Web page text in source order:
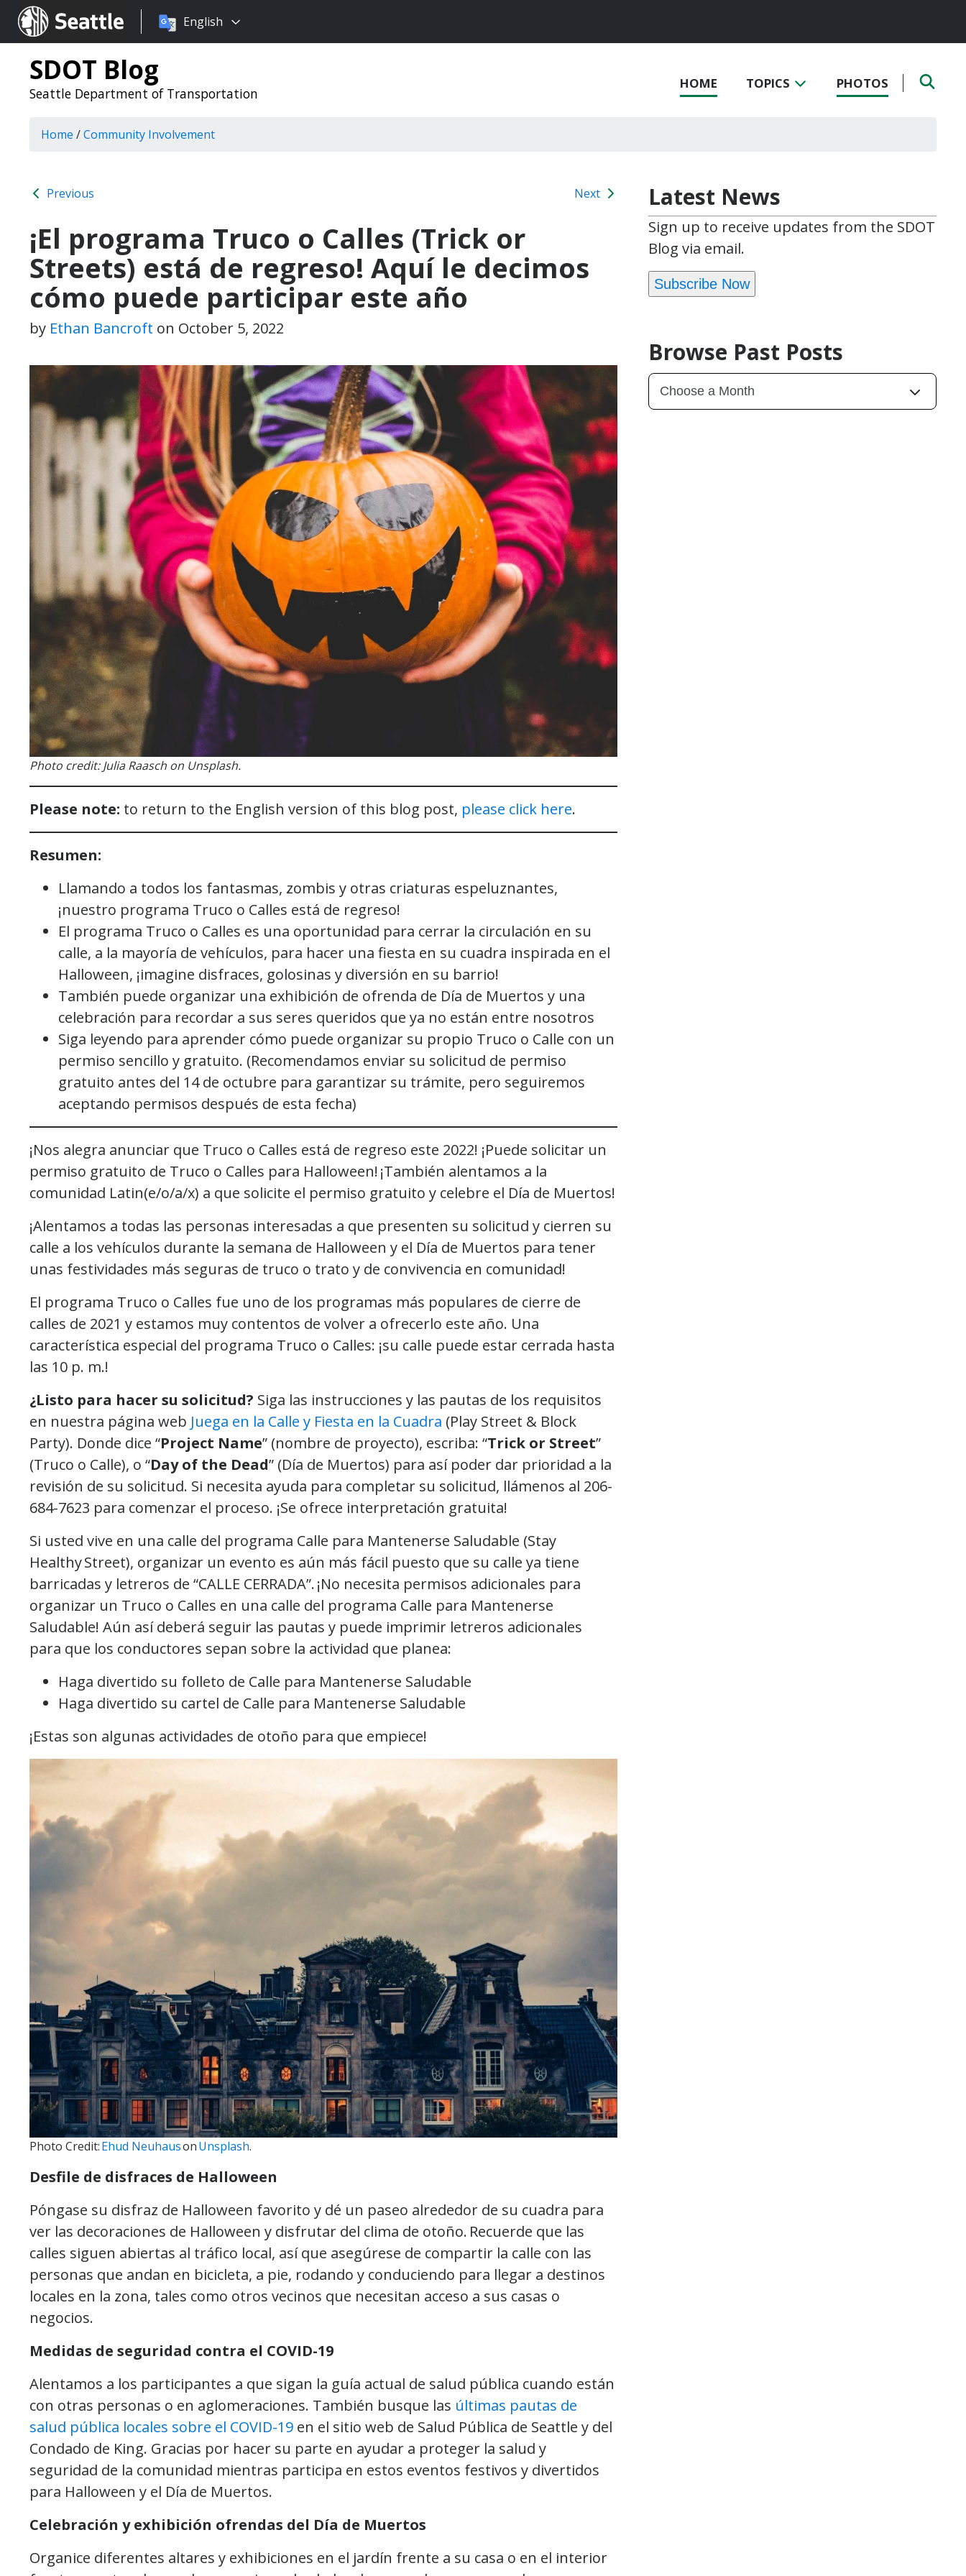
Seattle.gov
Choose
language:
English
SDOT Blog
Seattle Department of Transportation
HOME TOPICS PHOTOS
Home /Community Involvement
Previous Next
¡El programa Truco o Calles (Trick or
Streets) está de regreso! Aquí le decimos
cómo puede participar este año
by Ethan Bancroft on October 5, 2022
Photo credit: Julia Raasch on Unsplash.
Please note: to return to the English version of this blog post, please click here.
Resumen:
Llamando a todos los fantasmas, zombis y otras criaturas espeluznantes,
¡nuestro programa Truco o Calles está de regreso!
El programa Truco o Calles es una oportunidad para cerrar la circulación en su
calle, a la mayoría de vehículos, para hacer una fiesta en su cuadra inspirada en el
Halloween, ¡imagine disfraces, golosinas y diversión en su barrio!
También puede organizar una exhibición de ofrenda de Día de Muertos y una
celebración para recordar a sus seres queridos que ya no están entre nosotros
Siga leyendo para aprender cómo puede organizar su propio Truco o Calle con un
permiso sencillo y gratuito. (Recomendamos enviar su solicitud de permiso
gratuito antes del 14 de octubre para garantizar su trámite, pero seguiremos
aceptando permisos después de esta fecha)
¡Nos alegra anunciar que Truco o Calles está de regreso este 2022! ¡Puede solicitar un
permiso gratuito de Truco o Calles para Halloween! ¡También alentamos a la
comunidad Latin(e/o/a/x) a que solicite el permiso gratuito y celebre el Día de Muertos!
¡Alentamos a todas las personas interesadas a que presenten su solicitud y cierren su
calle a los vehículos durante la semana de Halloween y el Día de Muertos para tener
unas festividades más seguras de truco o trato y de convivencia en comunidad!
El programa Truco o Calles fue uno de los programas más populares de cierre de
calles de 2021 y estamos muy contentos de volver a ofrecerlo este año. Una
característica especial del programa Truco o Calles: ¡su calle puede estar cerrada hasta
las 10 p. m.!
¿Listo para hacer su solicitud? Siga las instrucciones y las pautas de los requisitos
en nuestra página web Juega en la Calle y Fiesta en la Cuadra (Play Street & Block
Party). Donde dice “Project Name” (nombre de proyecto), escriba: “Trick or Street”
(Truco o Calle), o “Day of the Dead” (Día de Muertos) para así poder dar prioridad a la
revisión de su solicitud. Si necesita ayuda para completar su solicitud, llámenos al 206-
684-7623 para comenzar el proceso. ¡Se ofrece interpretación gratuita!
Si usted vive en una calle del programa Calle para Mantenerse Saludable (Stay
Healthy Street), organizar un evento es aún más fácil puesto que su calle ya tiene
barricadas y letreros de “CALLE CERRADA”. ¡No necesita permisos adicionales para
organizar un Truco o Calles en una calle del programa Calle para Mantenerse
Saludable! Aún así deberá seguir las pautas y puede imprimir letreros adicionales
para que los conductores sepan sobre la actividad que planea:
Haga divertido su folleto de Calle para Mantenerse Saludable
Haga divertido su cartel de Calle para Mantenerse Saludable
¡Estas son algunas actividades de otoño para que empiece!
Photo Credit:Ehud NeuhausonUnsplash.
Desfile de disfraces de Halloween
Póngase su disfraz de Halloween favorito y dé un paseo alrededor de su cuadra para
ver las decoraciones de Halloween y disfrutar del clima de otoño. Recuerde que las
calles siguen abiertas al tráfico local, así que asegúrese de compartir la calle con las
personas que andan en bicicleta, a pie, rodando y conduciendo para llegar a destinos
locales en la zona, tales como otros vecinos que necesitan acceso a sus casas o
negocios.
Medidas de seguridad contra el COVID-19
Alentamos a los participantes a que sigan la guía actual de salud pública cuando están
con otras personas o en aglomeraciones. También busque las últimas pautas de
salud pública locales sobre el COVID-19 en el sitio web de Salud Pública de Seattle y del
Condado de King. Gracias por hacer su parte en ayudar a proteger la salud y
seguridad de la comunidad mientras participa en estos eventos festivos y divertidos
para Halloween y el Día de Muertos.
Celebración y exhibición ofrendas del Día de Muertos
Organice diferentes altares y exhibiciones en el jardín frente a su casa o en el interior
Latest News
Sign up to receive updates from the SDOT
Blog via email.
Subscribe Now
Browse Past Posts